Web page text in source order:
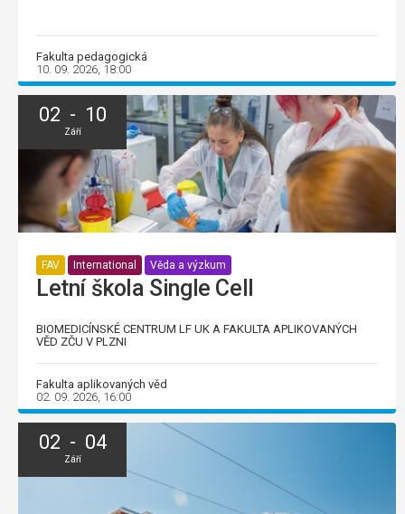
Fakulta pedagogická
10. 09. 2026, 18:00
02 - 10
Září
FAV International Věda a výzkum
Letní škola Single Cell
BIOMEDICÍNSKÉ CENTRUM LF UK A FAKULTA APLIKOVANÝCH
VĚD ZČU V PLZNI
Fakulta aplikovaných věd
02. 09. 2026, 16:00
02 - 04
Září